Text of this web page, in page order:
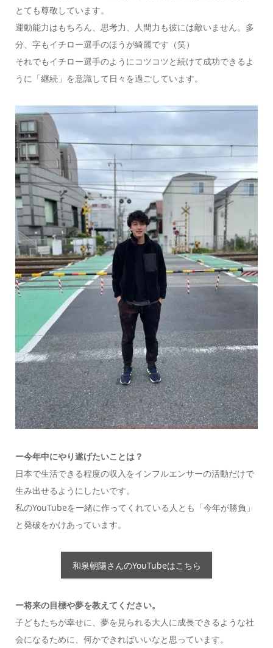
とても尊敬しています。
運動能力はもちろん、思考力、人間力も彼には敵いません。多
分、字もイチロー選手のほうが綺麗です（笑）
それでもイチロー選手のようにコツコツと続けて成功できるよ
うに「継続」を意識して日々を過ごしています。
ー今年中にやり遂げたいことは？
日本で生活できる程度の収入をインフルエンサーの活動だけで
生み出せるようにしたいです。
私のYouTubeを一緒に作ってくれている人とも「今年が勝負」
と発破をかけあっています。
和泉朝陽さんのYouTubeはこちら
ー将来の目標や夢を教えてください。
子どもたちが幸せに、夢を見られる大人に成長できるような社
会になるために、何かできればいいなと思っています。